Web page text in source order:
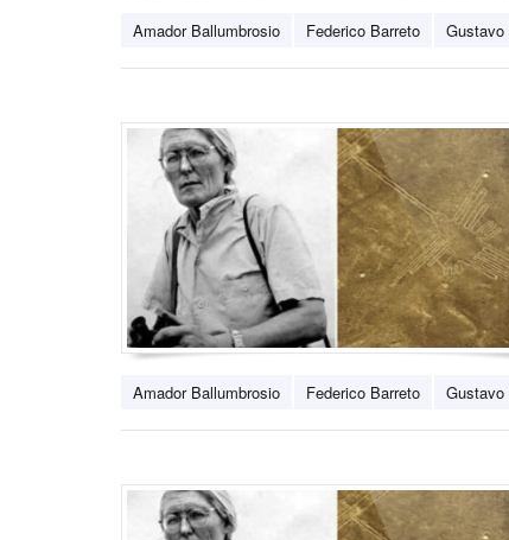
Amador Ballumbrosio Federico Barreto Gustavo
Amador Ballumbrosio Federico Barreto Gustavo